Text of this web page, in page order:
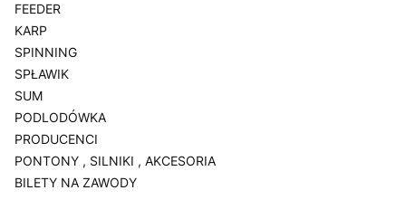
FEEDER
KARP
SPINNING
SPŁAWIK
SUM
PODLODÓWKA
PRODUCENCI
PONTONY , SILNIKI , AKCESORIA
BILETY NA ZAWODY